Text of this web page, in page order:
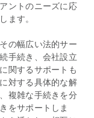
ントのニーズに応
ます。
の幅広い法的サー
手続き、会社設立
関するサポートも
対する具体的な解
複雑な手続きを分
をサポートしま